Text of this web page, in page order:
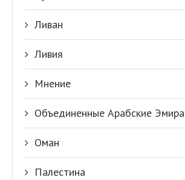
Ливан
Ливия
Мнение
Объединенные Арабские
Оман
Палестина